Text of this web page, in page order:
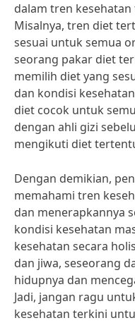
dalam tren
Misalnya, tren diet
sesuai untuk semua
seorang pakar diet
memilih diet yang
dan kondisi
diet cocok untuk
dengan ahli gizi
mengikuti diet
Dengan demikian,
memahami tren
dan menerapkannya
kondisi kesehatan
kesehatan secara
dan jiwa, seseorang
hidupnya dan
Jadi, jangan ragu
kesehatan terkini